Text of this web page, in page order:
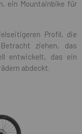
ein Mountainbike für
Profil, die
ziehen, das
entwickelt, das ein
abdeckt.